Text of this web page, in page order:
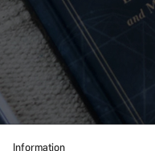
Information